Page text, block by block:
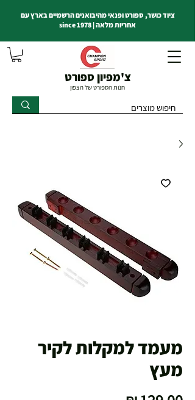
צ'מפיון ספורט
חנות הספורט של הצפון
ציוד כושר, ספורט ופנאי מהיבואנים הרשמיים בארץ עם
אחריות מלאה | since 1978
מעמד למקלות לקיר
מעץ